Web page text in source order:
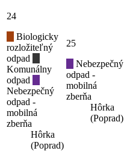
24
Biologicky
rozložiteľný
odpad
Komunálny
odpad
Nebezpečný
odpad -
mobilná
zberňa
Hôrka
(Poprad)
25
Nebezpečný
odpad -
mobilná
zberňa
Hôrka
(Poprad)